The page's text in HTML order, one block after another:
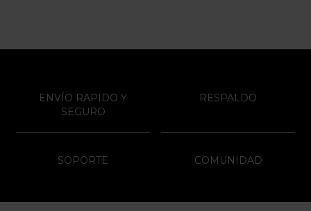
ENVÍO RAPIDO Y
SEGURO
RESPALDO
SOPORTE COMUNIDAD